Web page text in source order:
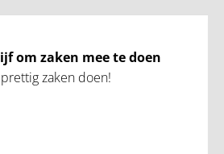
om zaken mee te doen
zaken doen!